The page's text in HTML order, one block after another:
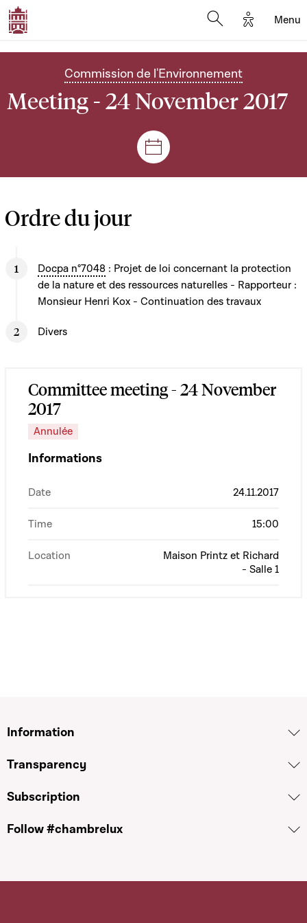
Options
Menu
Commission de l'Environnement
Meeting - 24 November 2017
Sessions and meetings
Ordre du jour
Docpa n°7048 : Projet de loi concernant la protection
de la nature et des ressources naturelles - Rapporteur :
Monsieur Henri Kox - Continuation des travaux
Divers
Committee meeting - 24 November
2017
Annulée
Informations
Date 24.11.2017
Time 15:00
Location
Maison Printz et Richard
- Salle 1
Information
Transparency
Subscription
Follow #chambrelux